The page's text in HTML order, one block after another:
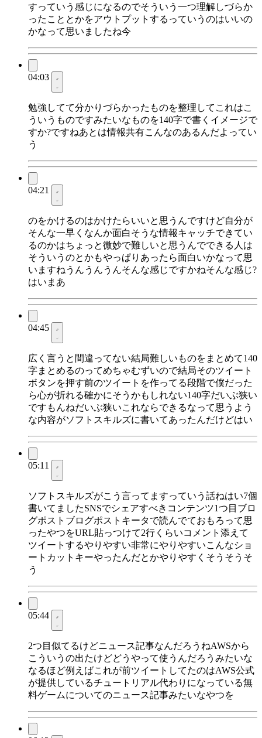
すっていう感じになるのでそういう一つ理解しづらか
ったこととかをアウトプットするっていうのはいいの
かなって思いましたね今
04:03
勉強してて分かりづらかったものを整理してこれはこ
ういうものですみたいなものを140字で書くイメージで
すか?ですねあとは情報共有こんなのあるんだよってい
う
04:21
のをかけるのはかけたらいいと思うんですけど自分が
そんな一早くなんか面白そうな情報キャッチできてい
るのかはちょっと微妙で難しいと思うんでできる人は
そういうのとかもやっぱりあったら面白いかなって思
いますねうんうんうんそんな感じですかねそんな感じ?
はいまあ
04:45
広く言うと間違ってない結局難しいものをまとめて140
字まとめるのってめちゃむずいので結局そのツイート
ボタンを押す前のツイートを作ってる段階で僕だった
ら心が折れる確かにそうかもしれない140字だいぶ狭い
ですもんねだいぶ狭いこれならできるなって思うよう
な内容がソフトスキルズに書いてあったんだけどはい
05:11
ソフトスキルズがこう言ってますっていう話ねはい7個
書いてましたSNSでシェアすべきコンテンツ1つ目ブロ
グポストブログポストキータで読んでておもろって思
ったやつをURL貼っつけて2行くらいコメント添えて
ツイートするやりやすい非常にやりやすいこんなショ
ートカットキーやったんだとかやりやすくそうそうそ
う
05:44
2つ目似てるけどニュース記事なんだろうねAWSから
こういうの出たけどどうやって使うんだろうみたいな
なるほど例えばこれが前ツイートしてたのはAWS公式
が提供しているチュートリアル代わりになっている無
料ゲームについてのニュース記事みたいなやつを